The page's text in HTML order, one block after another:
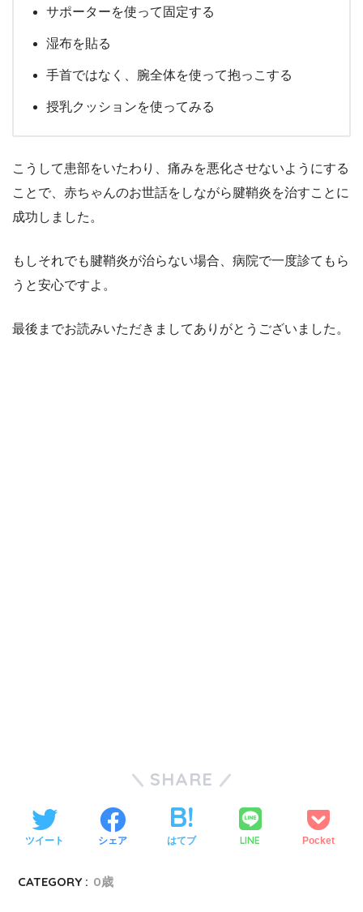
サポーターを使って固定する
湿布を貼る
手首ではなく、腕全体を使って抱っこする
授乳クッションを使ってみる
こうして患部をいたわり、痛みを悪化させないようにする
ことで、赤ちゃんのお世話をしながら腱鞘炎を治すことに
成功しました。
もしそれでも腱鞘炎が治らない場合、病院で一度診てもら
うと安心ですよ。
最後までお読みいただきましてありがとうございました。
SHARE
ツイート シェア はてブ LINE Pocket
CATEGORY : 0歳